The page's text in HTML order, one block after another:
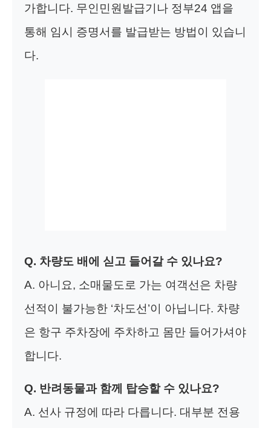
가합니다. 무인민원발급기나 정부24 앱을
통해 임시 증명서를 발급받는 방법이 있습니
다.
Q. 차량도 배에 싣고 들어갈 수 있나요?
A. 아니요, 소매물도로 가는 여객선은 차량
선적이 불가능한 ‘차도선’이 아닙니다. 차량
은 항구 주차장에 주차하고 몸만 들어가셔야
합니다.
Q. 반려동물과 함께 탑승할 수 있나요?
A. 선사 규정에 따라 다릅니다. 대부분 전용